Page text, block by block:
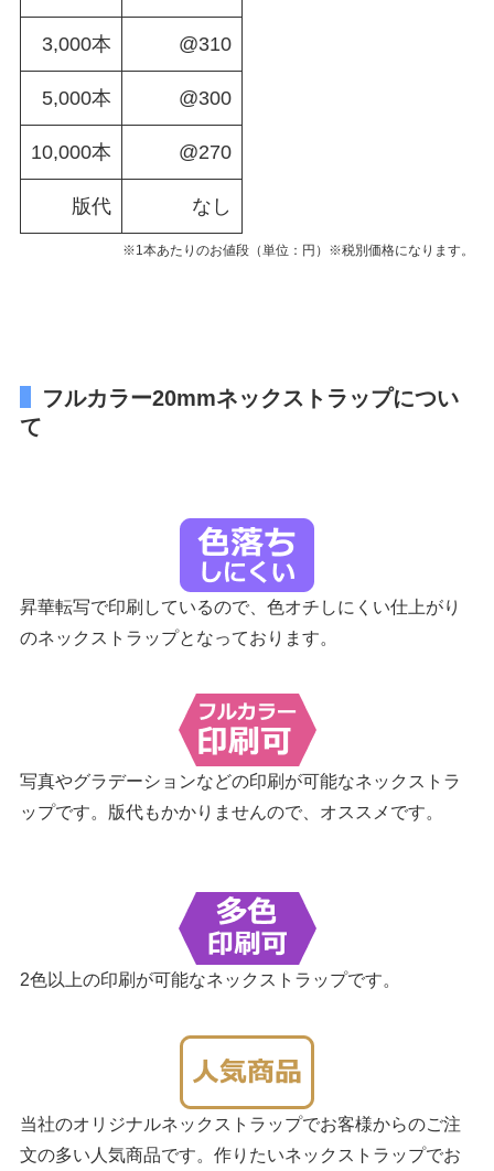
3,000本 @310
5,000本 @300
10,000本 @270
版代 なし
※1本あたりのお値段（単位：円）※税別価格になります。
フルカラー20mmネックストラップについ
て
昇華転写で印刷しているので、色オチしにくい仕上がり
のネックストラップとなっております。
写真やグラデーションなどの印刷が可能なネックストラ
ップです。版代もかかりませんので、オススメです。
2色以上の印刷が可能なネックストラップです。
当社のオリジナルネックストラップでお客様からのご注
文の多い人気商品です。作りたいネックストラップでお